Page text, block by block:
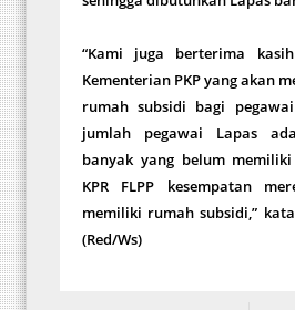
“Kami juga berterima
Kementerian PKP yang akan
rumah subsidi bagi
jumlah pegawai Lapas
banyak yang belum
KPR FLPP kesempatan
memiliki rumah subsidi,”
(Red/Ws)